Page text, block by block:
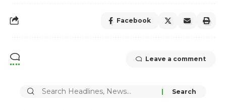
Facebook
Leave a comment